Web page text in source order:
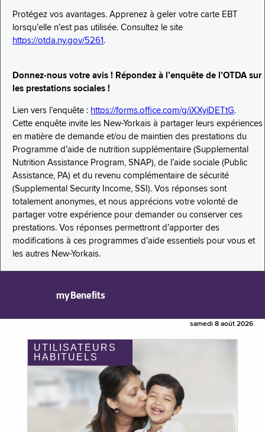
Protégez vos avantages. Apprenez à geler votre carte EBT
lorsqu’elle n’est pas utilisée. Consultez le site
https://otda.ny.gov/5261 .
Donnez-nous votre avis ! Répondez à l’enquête de l’OTDA sur
les prestations sociales !
Lien vers l’enquête : https://forms.office.com/g/iXXyiDETtG.
Cette enquête invite les New-Yorkais à partager leurs expériences
en matière de demande et/ou de maintien des prestations du
Programme d’aide de nutrition supplémentaire (Supplemental
Nutrition Assistance Program, SNAP), de l’aide sociale (Public
Assistance, PA) et du revenu complémentaire de sécurité
(Supplemental Security Income, SSI). Vos réponses sont
totalement anonymes, et nous apprécions votre volonté de
partager votre expérience pour demander ou conserver ces
prestations. Vos réponses permettront d’apporter des
modifications à ces programmes d’aide essentiels pour vous et
les autres New-Yorkais.
myBenefits
samedi 8 août 2026
UTILISATEURS
HABITUELS